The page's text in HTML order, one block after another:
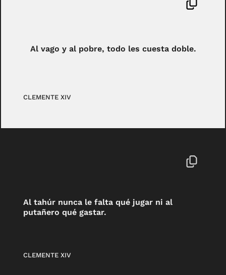
Al vago y al pobre, todo les cuesta doble.
CLEMENTE XIV
Al tahúr nunca le falta qué jugar ni al
putañero qué gastar.
CLEMENTE XIV